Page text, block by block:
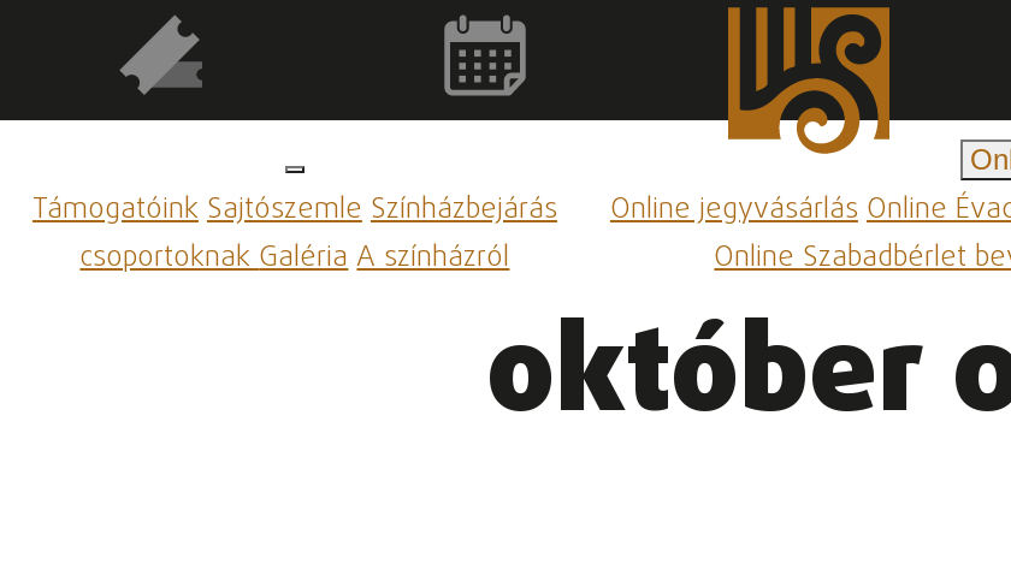
TámogatóinkSajtószemleSzínházbejárás
csoportoknakGalériaA színházról
Online jegyvásárlásOnline
Online Szabadbérlet
október